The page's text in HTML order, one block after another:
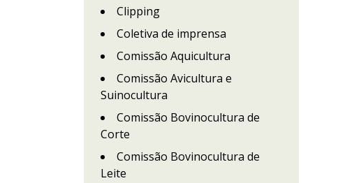
Clipping
Coletiva de imprensa
Comissão Aquicultura
Comissão Avicultura e
Suinocultura
Comissão Bovinocultura de
Corte
Comissão Bovinocultura de
Leite